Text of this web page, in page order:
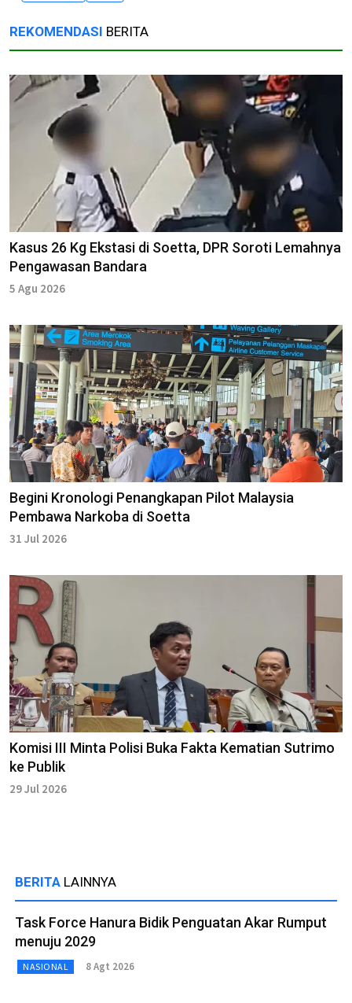
REKOMENDASI BERITA
Kasus 26 Kg Ekstasi di Soetta, DPR Soroti Lemahnya
Pengawasan Bandara
5 Agu 2026
Begini Kronologi Penangkapan Pilot Malaysia
Pembawa Narkoba di Soetta
31 Jul 2026
Komisi III Minta Polisi Buka Fakta Kematian Sutrimo
ke Publik
29 Jul 2026
BERITA LAINNYA
Task Force Hanura Bidik Penguatan Akar Rumput
menuju 2029
NASIONAL 8 Agt 2026